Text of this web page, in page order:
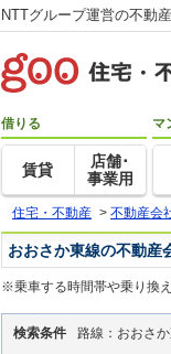
NTTグループ運営の不動
借りる
賃貸
店舗･
事業用
マ
住宅・不動産 > 不動産会
おおさか東線の不動産
※乗車する時間帯や乗り換
検索条件 路線：おおさ